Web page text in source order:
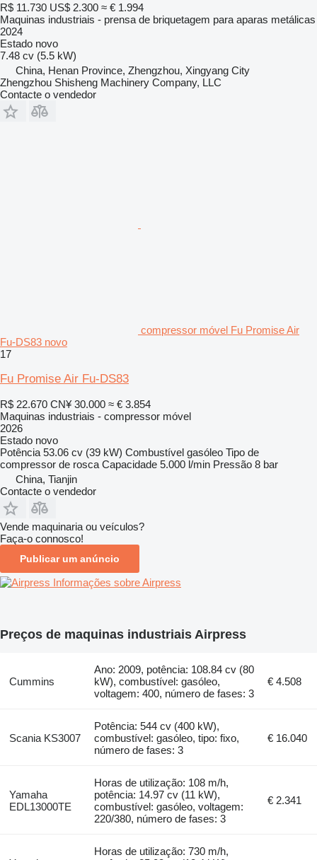
R$ 11.730 US$ 2.300 ≈ € 1.994
Maquinas industriais - prensa de briquetagem para aparas metálicas
2024
Estado novo
7.48 cv (5.5 kW)
China, Henan Province, Zhengzhou, Xingyang City
Zhengzhou Shisheng Machinery Company, LLC
Contacte o vendedor
compressor móvel Fu Promise Air
Fu-DS83 novo
17
Fu Promise Air Fu-DS83
R$ 22.670 CN¥ 30.000 ≈ € 3.854
Maquinas industriais - compressor móvel
2026
Estado novo
Potência 53.06 cv (39 kW) Combustível gasóleo Tipo de
compressor de rosca Capacidade 5.000 l/min Pressão 8 bar
China, Tianjin
Contacte o vendedor
Vende maquinaria ou veículos?
Faça-o connosco!
Publicar um anúncio
Informações sobre Airpress
Preços de maquinas industriais Airpress
Cummins
Ano: 2009, potência: 108.84 cv (80
kW), combustível: gasóleo,
voltagem: 400, número de fases: 3
€ 4.508
Scania KS3007
Potência: 544 cv (400 kW),
combustível: gasóleo, tipo: fixo,
número de fases: 3
€ 16.040
Yamaha
EDL13000TE
Horas de utilização: 108 m/h,
potência: 14.97 cv (11 kW),
combustível: gasóleo, voltagem:
220/380, número de fases: 3
€ 2.341
Horas de utilização: 730 m/h,